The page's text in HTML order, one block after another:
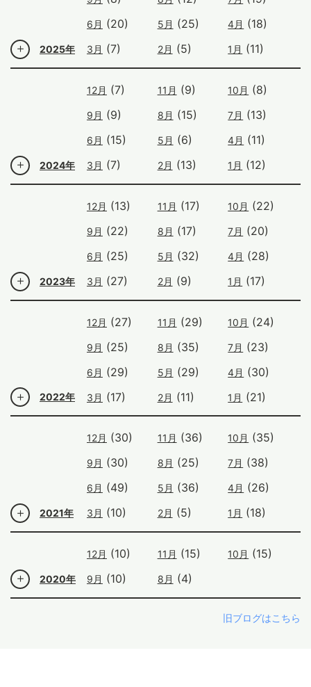
2025年
6月 (20) 5月 (25) 4月 (18)
3月 (7) 2月 (5) 1月 (11)
2024年
12月 (7) 11月 (9) 10月 (8)
9月 (9) 8月 (15) 7月 (13)
6月 (15) 5月 (6) 4月 (11)
3月 (7) 2月 (13) 1月 (12)
2023年
12月 (13) 11月 (17) 10月 (22)
9月 (22) 8月 (17) 7月 (20)
6月 (25) 5月 (32) 4月 (28)
3月 (27) 2月 (9) 1月 (17)
2022年
12月 (27) 11月 (29) 10月 (24)
9月 (25) 8月 (35) 7月 (23)
6月 (29) 5月 (29) 4月 (30)
3月 (17) 2月 (11) 1月 (21)
2021年
12月 (30) 11月 (36) 10月 (35)
9月 (30) 8月 (25) 7月 (38)
6月 (49) 5月 (36) 4月 (26)
3月 (10) 2月 (5) 1月 (18)
2020年
12月 (10) 11月 (15) 10月 (15)
9月 (10) 8月 (4)
旧ブログはこちら